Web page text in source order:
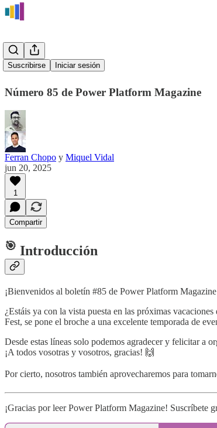
Suscribirse Iniciar sesión
Boletín #85
Número 85 de Power Platform Magazine
Ferran Chopo y Miquel Vidal
jun 20, 2025
1
Compartir
🎯 Introducción
¡Bienvenidos al boletín #85 de Power Platform
¿Estáis ya con la vista puesta en las próximas
Fest, se pone el broche a una excelente temporada de
Desde estas líneas solo podemos agradecer y felicitar a
¡A todos vosotras y vosotros, gracias! 🙌
Por cierto, nosotros también aprovecharemos para
¡Gracias por leer Power Platform Magazine! Suscríbete